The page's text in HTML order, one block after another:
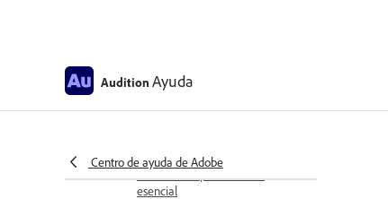
Audition Ayuda
Centro de ayuda de Adobe
Eliminación de silencios de las
Edición, reparación y mejora de
audio con el panel Sonido
esencial